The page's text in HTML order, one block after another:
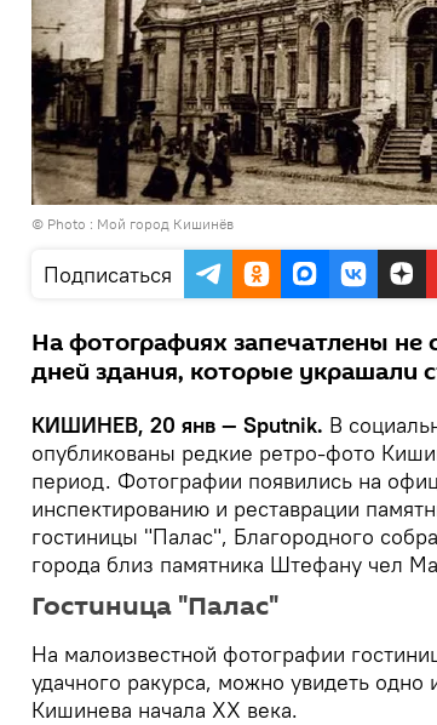
© Photo : Мой город Кишинёв
Подписаться
На фотографиях запечатлены
дней здания, которые украшали
КИШИНЕВ, 20 янв — Sputnik. В
опубликованы редкие ретро-фото
период. Фотографии появились на
инспектированию и реставрации
гостиницы "Палас", Благородного
города близ памятника Штефану чел
Гостиница "Палас"
На малоизвестной фотографии
удачного ракурса, можно увидеть
Кишинева начала XX века.